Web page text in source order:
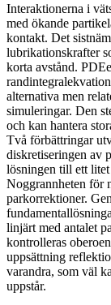
Interaktionerna i
med ökande
kontakt. Det
lubrikationskrafter
korta avstånd.
alternativa men
simuleringar. Den
och kan hantera
Två förbättringar
diskretiseringen av
lösningen till ett
Noggrannheten för
parkorrektioner.
linjärt med antalet
kontrolleras
uppsättning
varandra, som väl
uppstår.